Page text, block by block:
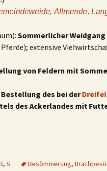
, Allmende,
Sommerlicher
extensive
von Feldern mit
Bestellung des bei der
des Ackerlandes mit
, S Besömmerung,